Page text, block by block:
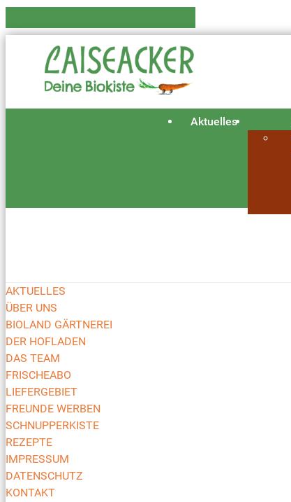
Aktuelles
AKTUELLES
ÜBER UNS
BIOLAND GÄRTNEREI
DER HOFLADEN
DAS TEAM
FRISCHEABO
LIEFERGEBIET
FREUNDE WERBEN
SCHNUPPERKISTE
REZEPTE
IMPRESSUM
DATENSCHUTZ
KONTAKT